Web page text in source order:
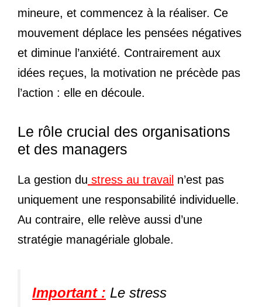
mineure, et commencez à la réaliser. Ce
mouvement déplace les pensées négatives
et diminue l’anxiété. Contrairement aux
idées reçues, la motivation ne précède pas
l’action : elle en découle.
Le rôle crucial des organisations
et des managers
La gestion du stress au travail n’est pas
uniquement une responsabilité individuelle.
Au contraire, elle relève aussi d’une
stratégie managériale globale.
Important : Le stress